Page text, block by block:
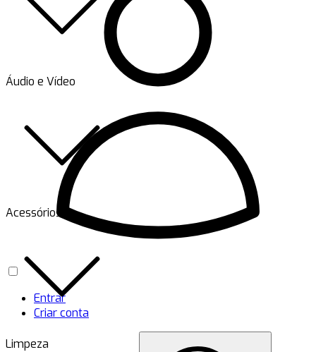
Áudio e Vídeo
Acessórios
Limpeza
Entrar
Criar conta